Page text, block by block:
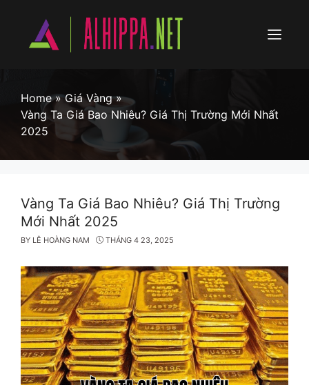
content
Menu
Home »Giá Vàng »
Vàng Ta Giá Bao Nhiêu? Giá Thị Trường Mới Nhất
2025
Vàng Ta Giá Bao Nhiêu? Giá Thị Trường
Mới Nhất 2025
BY LÊ HOÀNG NAM THÁNG 4 23, 2025